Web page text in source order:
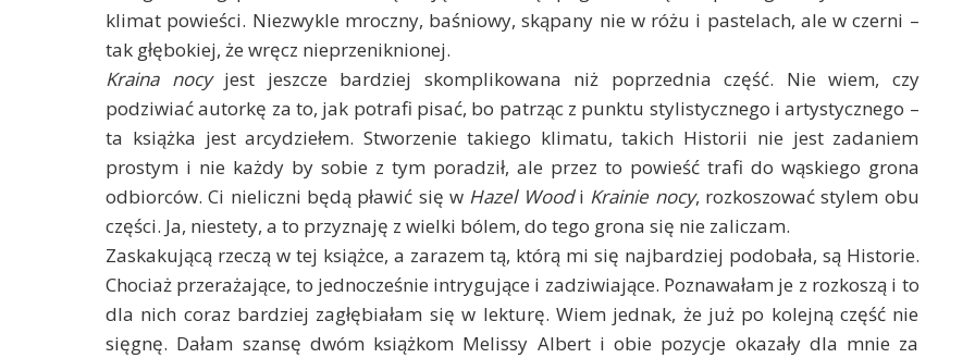
klimat powieści. Niezwykle mroczny, baśniowy, skąpany nie w różu i pastelach, ale w czerni –
tak głębokiej, że wręcz nieprzeniknionej.
Kraina nocyjest jeszcze bardziej skomplikowana niż poprzednia część. Nie wiem, czy
podziwiać autorkę za to, jak potrafi pisać, bo patrząc z punktu stylistycznego i artystycznego –
ta książka jest arcydziełem. Stworzenie takiego klimatu, takich Historii nie jest zadaniem
prostym i nie każdy by sobie z tym poradził, ale przez to powieść trafi do wąskiego grona
odbiorców. Ci nieliczni będą pławić się w Hazel Woodi Krainie nocy, rozkoszować stylem obu
części. Ja, niestety, a to przyznaję z wielki bólem, do tego grona się nie zaliczam.
Zaskakującą rzeczą w tej książce, a zarazem tą, którą mi się najbardziej podobała, są Historie.
Chociaż przerażające, to jednocześnie intrygujące i zadziwiające. Poznawałam je z rozkoszą i to
dla nich coraz bardziej zagłębiałam się w lekturę. Wiem jednak, że już po kolejną część nie
sięgnę. Dałam szansę dwóm książkom Melissy Albert i obie pozycje okazały dla mnie za